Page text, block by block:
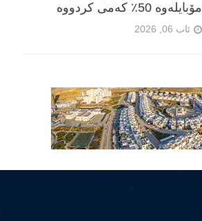
مۆبایلەوە 50٪ کەمی کردووە
ئاب 06, 2026